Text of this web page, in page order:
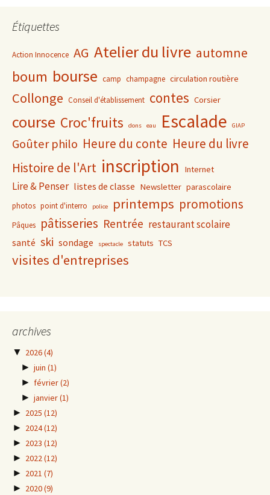
Étiquettes
Action Innocence AG Atelier du livre automne
boum bourse camp champagne circulation routière
Collonge Conseil d'établissement contes Corsier
course Croc'fruits dons eau Escalade GIAP
Goûter philo Heure du conte Heure du livre
Histoire de l'Art inscription Internet
Lire & Penser listes de classe Newsletter parascolaire
photos point d'interro police printemps promotions
Pâques pâtisseries Rentrée restaurant scolaire
santé ski sondage spectacle statuts TCS
visites d'entreprises
archives
▼ 2026(4)
► juin (1)
► février(2)
► janvier(1)
► 2025 (12)
► 2024(12)
► 2023 (12)
► 2022(12)
► 2021 (7)
► 2020(9)